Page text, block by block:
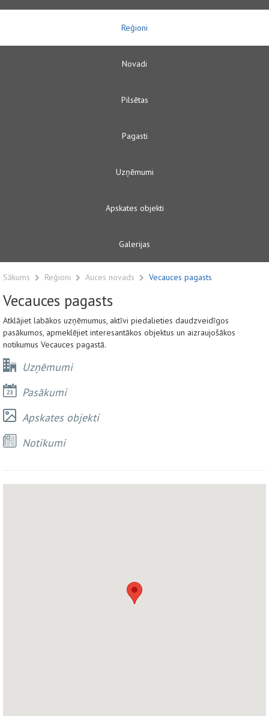
Reģioni
Novadi
Pilsētas
Pagasti
Uzņēmumi
Apskates objekti
Galerijas
Sākums Reģioni Auces novads Vecauces pagasts
Vecauces pagasts
Atklājiet labākos uzņēmumus, aktīvi piedalieties daudzveidīgos
pasākumos, apmeklējiet interesantākos objektus un aizraujošākos
notikumus Vecauces pagastā.
Uzņēmumi
Pasākumi
Apskates objekti
Notikumi